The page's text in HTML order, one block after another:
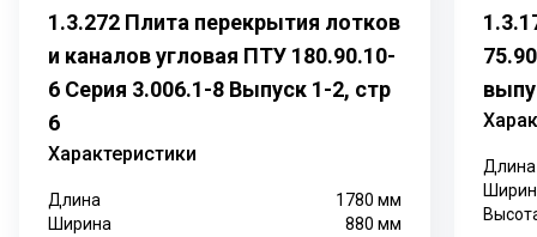
элементов. Лотки кабельные прокладывают как
снаружи здания, так и внутри.
П-образная форма железобетонных лотков
позволяет обеспечить надежную защиту
трубопровода с трех сторон от внешних
воздействий. Герметичность канала и полная изоляция
проложенных внутри коммуникаций обеспечивают
1.3.272 Плита перекрытия лотков
и каналов угловая ПТУ 180.90.10-
6 Серия 3.006.1-8 Выпуск 1-2, стр
6
Характеристики
Длина 1780мм
Ширина
880мм
Длина